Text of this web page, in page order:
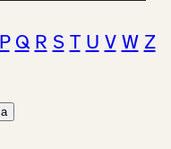
P Q R S T U V W Z